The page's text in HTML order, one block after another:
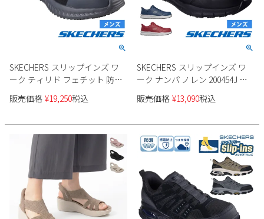
SKECHERS スリップインズ ワ
ーク ティリド フェチット 防滑
性 200206WJ
販売価格 ¥19,250税込
SKECHERS スリップインズ ワ
ーク ナンパ ノレン 200454J メ
ンズ
販売価格 ¥13,090税込